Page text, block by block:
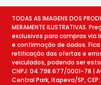
TODAS AS IMAGENS DOS
MERAMENTE
exclusivos para compras via
e confirmação de dados.
retificação das ofertas e
veiculados, podendo ser
CNPJ: 04.798.677/0001-78 |
Central Park, Itapeva/SP,